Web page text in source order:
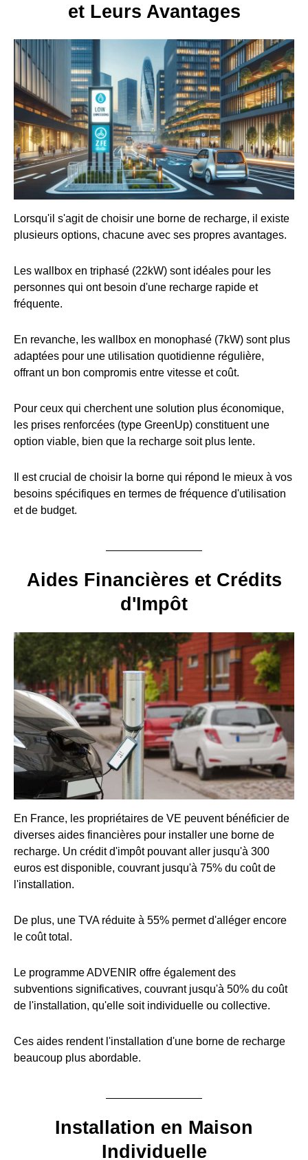
et Leurs Avantages
Lorsqu'il s'agit de choisir une borne de recharge, il existe
plusieurs options, chacune avec ses propres avantages.
Les wallbox en triphasé (22kW) sont idéales pour les
personnes qui ont besoin d'une recharge rapide et
fréquente.
En revanche, les wallbox en monophasé (7kW) sont plus
adaptées pour une utilisation quotidienne régulière,
offrant un bon compromis entre vitesse et coût.
Pour ceux qui cherchent une solution plus économique,
les prises renforcées (type GreenUp) constituent une
option viable, bien que la recharge soit plus lente.
Il est crucial de choisir la borne qui répond le mieux à vos
besoins spécifiques en termes de fréquence d'utilisation
et de budget.
Aides Financières et Crédits
d'Impôt
En France, les propriétaires de VE peuvent bénéficier de
diverses aides financières pour installer une borne de
recharge. Un crédit d'impôt pouvant aller jusqu'à 300
euros est disponible, couvrant jusqu'à 75% du coût de
l'installation.
De plus, une TVA réduite à 55% permet d'alléger encore
le coût total.
Le programme ADVENIR offre également des
subventions significatives, couvrant jusqu'à 50% du coût
de l'installation, qu'elle soit individuelle ou collective.
Ces aides rendent l'installation d'une borne de recharge
beaucoup plus abordable.
Installation en Maison
Individuelle